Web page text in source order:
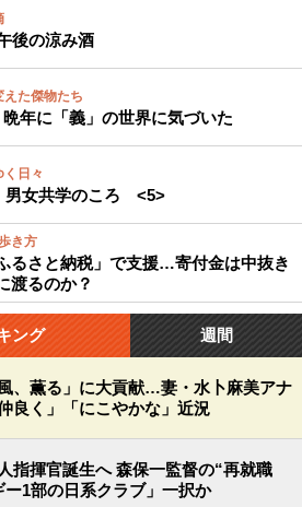
後の涼み酒
た傑物たち
晩年に「義」の世界に気づいた
日々
女共学のころ <5>
き方
るさと納税」で支援…寄付金は中抜き
渡るのか？
ング 週間
、薫る」に大貢献…妻・水卜麻美アナ
良く」「にこやかな」近況
指揮官誕生へ 森保一監督の“再就職
ー1部の日系クラブ」一択か